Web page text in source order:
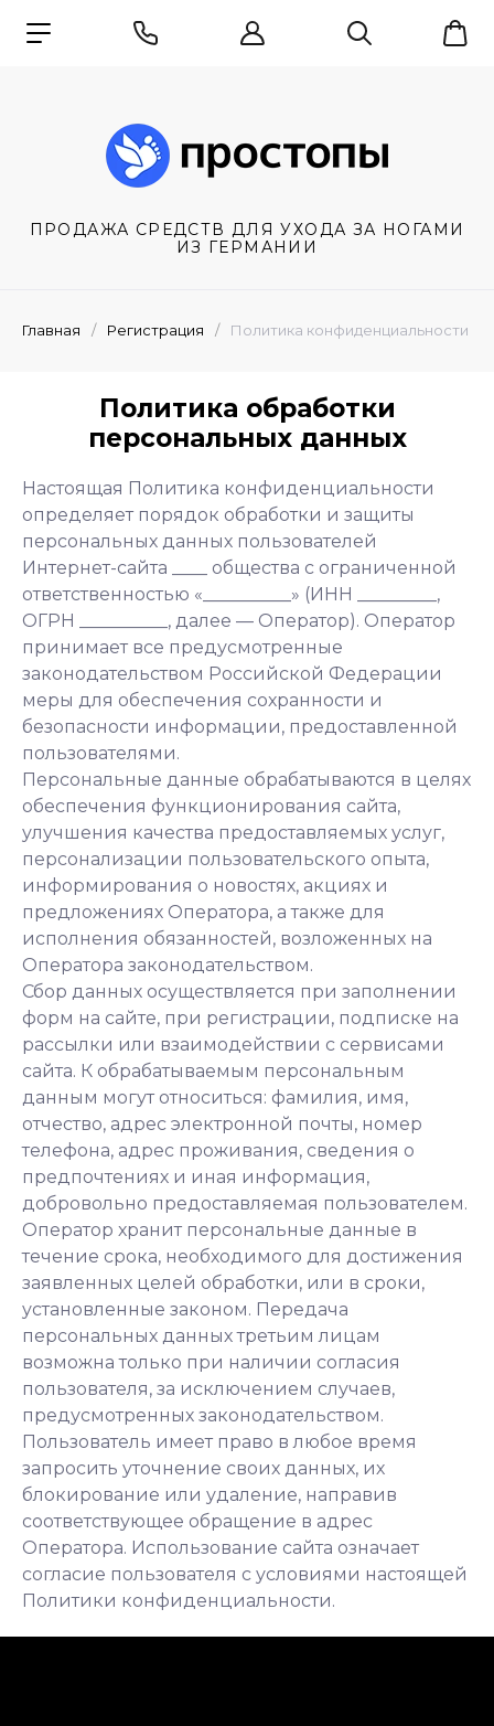
ПРОДАЖА СРЕДСТВ ДЛЯ УХОДА ЗА НОГАМИ
ИЗ ГЕРМАНИИ
Главная / Регистрация / Политика конфиденциальности
Политика обработки
персональных данных
Настоящая Политика конфиденциальности
определяет порядок обработки и защиты
персональных данных пользователей
Интернет-сайта ____ общества с ограниченной
ответственностью «__________» (ИНН _________,
ОГРН __________, далее — Оператор). Оператор
принимает все предусмотренные
законодательством Российской Федерации
меры для обеспечения сохранности и
безопасности информации, предоставленной
пользователями.
Персональные данные обрабатываются в целях
обеспечения функционирования сайта,
улучшения качества предоставляемых услуг,
персонализации пользовательского опыта,
информирования о новостях, акциях и
предложениях Оператора, а также для
исполнения обязанностей, возложенных на
Оператора законодательством.
Сбор данных осуществляется при заполнении
форм на сайте, при регистрации, подписке на
рассылки или взаимодействии с сервисами
сайта. К обрабатываемым персональным
данным могут относиться: фамилия, имя,
отчество, адрес электронной почты, номер
телефона, адрес проживания, сведения о
предпочтениях и иная информация,
добровольно предоставляемая пользователем.
Оператор хранит персональные данные в
течение срока, необходимого для достижения
заявленных целей обработки, или в сроки,
установленные законом. Передача
персональных данных третьим лицам
возможна только при наличии согласия
пользователя, за исключением случаев,
предусмотренных законодательством.
Пользователь имеет право в любое время
запросить уточнение своих данных, их
блокирование или удаление, направив
соответствующее обращение в адрес
Оператора. Использование сайта означает
согласие пользователя с условиями настоящей
Политики конфиденциальности.